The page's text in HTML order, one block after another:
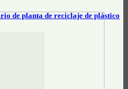
de planta de reciclaje de plástico